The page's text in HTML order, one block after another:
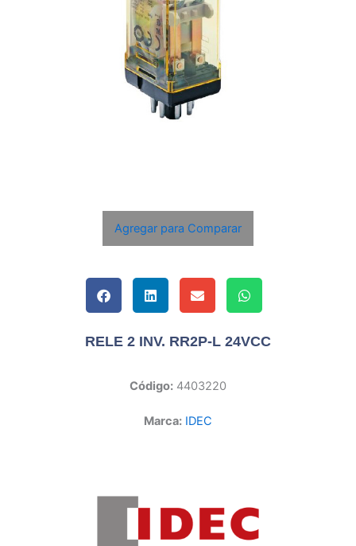
Agregar para Comparar
RELE 2 INV. RR2P-L 24VCC
Código: 4403220
Marca: IDEC